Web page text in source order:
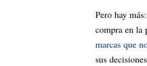
Pero hay
compra en la
marcas que
sus